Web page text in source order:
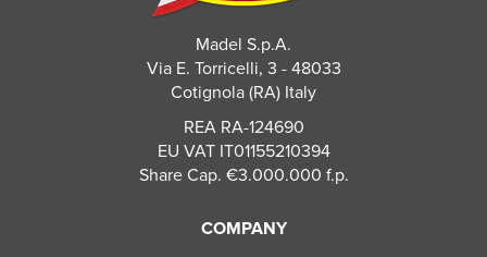
Madel S.p.A.
Via E. Torricelli, 3 - 48033
Cotignola (RA) Italy
REA RA-124690
EU VAT IT01155210394
Share Cap. €3.000.000 f.p.
COMPANY